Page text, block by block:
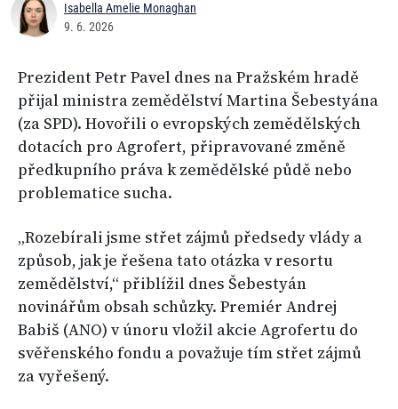
Isabella Amelie Monaghan
9. 6. 2026
Prezident Petr Pavel dnes na Pražském hradě
přijal ministra zemědělství Martina Šebestyána
(za SPD). Hovořili o evropských zemědělských
dotacích pro Agrofert, připravované změně
předkupního práva k zemědělské půdě nebo
problematice sucha.
„Rozebírali jsme střet zájmů předsedy vlády a
způsob, jak je řešena tato otázka v resortu
zemědělství,“ přiblížil dnes Šebestyán
novinářům obsah schůzky. Premiér Andrej
Babiš (ANO) v únoru vložil akcie Agrofertu do
svěřenského fondu a považuje tím střet zájmů
za vyřešený.